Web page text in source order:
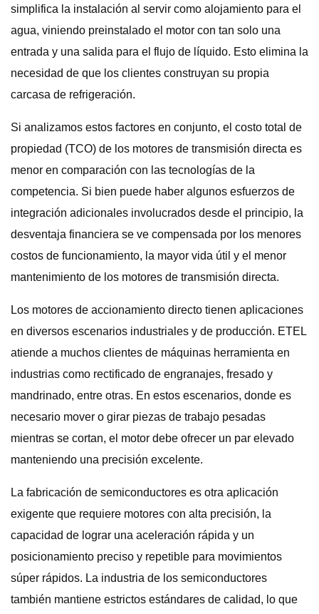
simplifica la instalación al servir como alojamiento para el
agua, viniendo preinstalado el motor con tan solo una
entrada y una salida para el flujo de líquido. Esto elimina la
necesidad de que los clientes construyan su propia
carcasa de refrigeración.
Si analizamos estos factores en conjunto, el costo total de
propiedad (TCO) de los motores de transmisión directa es
menor en comparación con las tecnologías de la
competencia. Si bien puede haber algunos esfuerzos de
integración adicionales involucrados desde el principio, la
desventaja financiera se ve compensada por los menores
costos de funcionamiento, la mayor vida útil y el menor
mantenimiento de los motores de transmisión directa.
Los motores de accionamiento directo tienen aplicaciones
en diversos escenarios industriales y de producción. ETEL
atiende a muchos clientes de máquinas herramienta en
industrias como rectificado de engranajes, fresado y
mandrinado, entre otras. En estos escenarios, donde es
necesario mover o girar piezas de trabajo pesadas
mientras se cortan, el motor debe ofrecer un par elevado
manteniendo una precisión excelente.
La fabricación de semiconductores es otra aplicación
exigente que requiere motores con alta precisión, la
capacidad de lograr una aceleración rápida y un
posicionamiento preciso y repetible para movimientos
súper rápidos. La industria de los semiconductores
también mantiene estrictos estándares de calidad, lo que